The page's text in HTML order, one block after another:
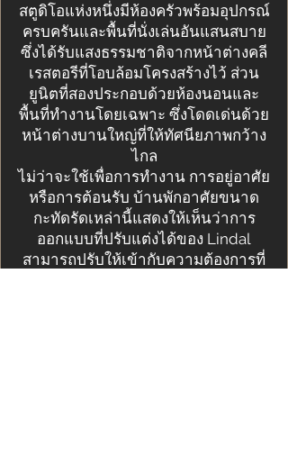
สตูดิโอแห่งหนึ่งมีห้องครัวพร้อมอุปกรณ์
ครบครันและพื้นที่นั่งเล่นอันแสนสบาย
ซึ่งได้รับแสงธรรมชาติจากหน้าต่างคลี
เรสตอรีที่โอบล้อมโครงสร้างไว้ ส่วน
ยูนิตที่สองประกอบด้วยห้องนอนและ
พื้นที่ทำงานโดยเฉพาะ ซึ่งโดดเด่นด้วย
หน้าต่างบานใหญ่ที่ให้ทัศนียภาพกว้าง
ไกล
ไม่ว่าจะใช้เพื่อการทำงาน การอยู่อาศัย
หรือการต้อนรับ บ้านพักอาศัยขนาด
กะทัดรัดเหล่านี้แสดงให้เห็นว่าการ
ออกแบบที่ปรับแต่งได้ของ Lindal
สามารถปรับให้เข้ากับความต้องการที่